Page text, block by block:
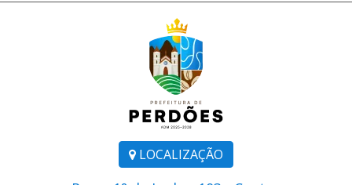
LOCALIZAÇÃO